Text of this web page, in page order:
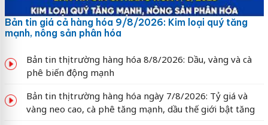
Bản tin giá cả hàng hóa 9/8/2026: Kim loại quý tăng
mạnh, nông sản phân hóa
Bản tin thị trường hàng hóa 8/8/2026: Dầu, vàng và cà
phê biến động mạnh
Bản tin thị trường hàng hóa ngày 7/8/2026: Tỷ giá và
vàng neo cao, cà phê tăng mạnh, dầu thế giới bật tăng